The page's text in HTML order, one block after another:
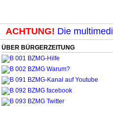
ACHTUNG!Die
ÜBER BÜRGERZEITUNG